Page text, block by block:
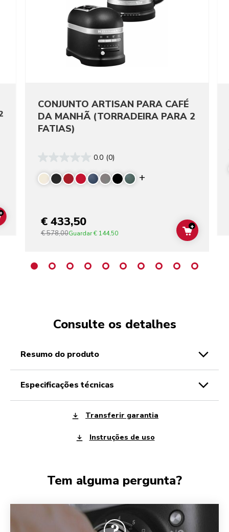
ADD TO CART
CONJUNTO ARTISAN PARA CAFÉ
DA MANHÃ (TORRADEIRA PARA 2
FATIAS)
0.0 (0)
Display more
€ 433,50
€ 578,00Guardar€ 144,50 ADD TO
+
Consulte os detalhes
resumo do produto
especificações técnicas
Transferir garantia
Instruções de uso
Tem alguma pergunta?